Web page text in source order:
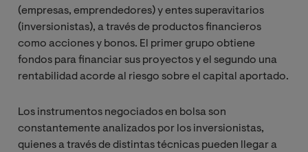
(empresas, emprendedores) y entes superavitarios
(inversionistas), a través de productos financieros
como acciones y bonos. El primer grupo obtiene
fondos para financiar sus proyectos y el segundo una
rentabilidad acorde al riesgo sobre el capital aportado.
Los instrumentos negociados en bolsa son
constantemente analizados por los inversionistas,
quienes a través de distintas técnicas pueden llegar a